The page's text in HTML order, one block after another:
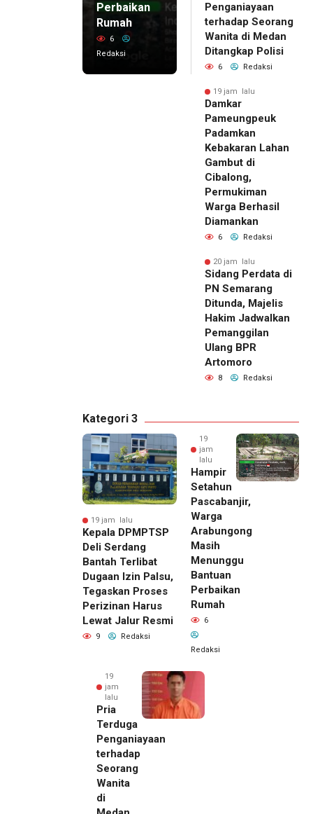
Perbaikan
Rumah
6
Redaksi
Penganiayaan
terhadap Seorang
Wanita di Medan
Ditangkap Polisi
6 Redaksi
19 jam lalu
Damkar
Pameungpeuk
Padamkan
Kebakaran Lahan
Gambut di
Cibalong,
Permukiman
Warga Berhasil
Diamankan
6 Redaksi
20 jam lalu
Sidang Perdata di
PN Semarang
Ditunda, Majelis
Hakim Jadwalkan
Pemanggilan
Ulang BPR
Artomoro
8 Redaksi
Kategori 3
19 jam lalu
Kepala DPMPTSP
Deli Serdang
Bantah Terlibat
Dugaan Izin Palsu,
Tegaskan Proses
Perizinan Harus
Lewat Jalur Resmi
9 Redaksi
19
jam
lalu
Hampir
Setahun
Pascabanjir,
Warga
Arabungong
Masih
Menunggu
Bantuan
Perbaikan
Rumah
6
Redaksi
19
jam
lalu
Pria
Terduga
Penganiayaan
terhadap
Seorang
Wanita
di19 jam lalu